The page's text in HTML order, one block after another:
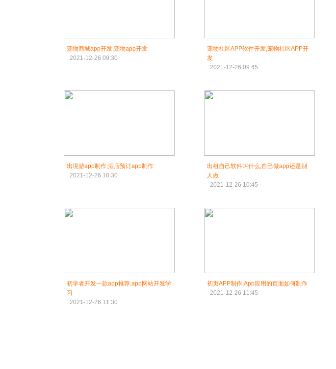
宠物商城app开发,宠物app开发
2021-12-26 09:30
宠物社区APP软件开发,宠物社区APP开
发
2021-12-26 09:45
出境游app制作,酒店预订app制作
2021-12-26 10:30
出租自己软件叫什么,自己做app还是别
人做
2021-12-26 10:45
初学者开发一款app推荐,app网站开发学
习
2021-12-26 11:30
初页APP制作,App应用的页面如何制作
2021-12-26 11:45